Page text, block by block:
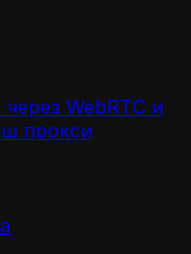
WebRTC и
прокси